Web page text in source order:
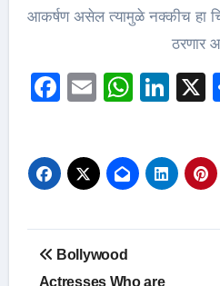
आकर्षण असेल त्यामुळे नक्कीच हा
ठरणार
Facebook
Email
PostBollywood
Actresses Who are